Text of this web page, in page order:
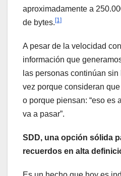
aproximadamente a
de bytes.[1]
A pesar de la velocidad
información que
las personas continúan
vez porque consideran
o porque piensan: “eso es
va a pasar”.
SDD, una opción sólida
recuerdos en alta